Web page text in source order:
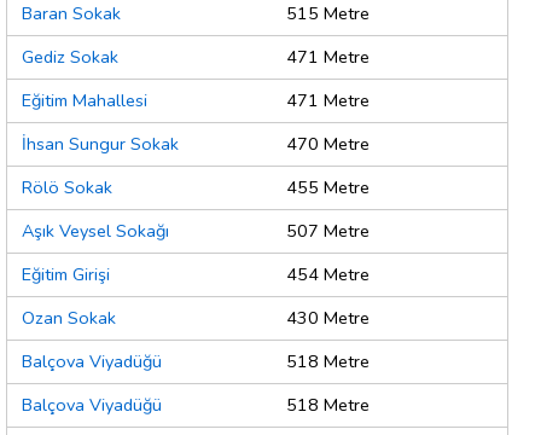
Baran Sokak
515 Metre
Gediz Sokak
471 Metre
Eğitim Mahallesi
471 Metre
İhsan Sungur Sokak
470 Metre
Rölö Sokak
455 Metre
Aşık Veysel Sokağı
507 Metre
Eğitim Girişi
454 Metre
Ozan Sokak
430 Metre
Balçova Viyadüğü
518 Metre
Balçova Viyadüğü
518 Metre